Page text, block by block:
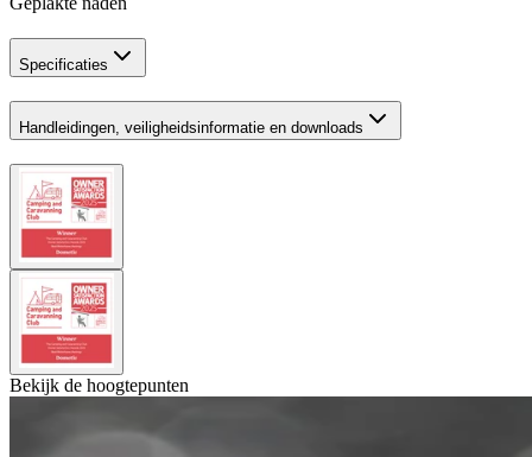
Specificaties
Handleidingen, veiligheidsinformatie en downloads
Bekijk de hoogtepunten